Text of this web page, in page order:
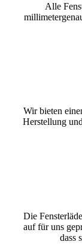
Alle
Wir bieten
Herstellung
Die
auf für uns
dass